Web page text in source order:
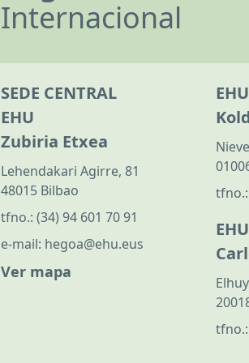
Internacional
SEDE CENTRAL
EHU
Zubiria Etxea
Lehendakari Agirre, 81
48015 Bilbao
tfno.: (34) 94 601 70 91
e-mail: hegoa@ehu.eus
Ver mapa
EHU
EHU